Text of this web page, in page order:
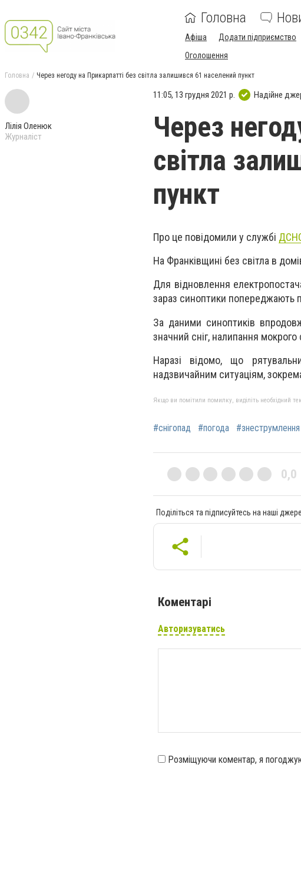
Головна
Афіша Додати підприємство
Оголошення
Головна Через негоду на Прикарпатті без світла залишився 61 населений пункт
Лілія Оленюк
Журналіст
11:05, 13 грудня 2021 р. Надійне
Через
світла
пункт
Про це повідомили у службі
На Франківщині без світла в
Для відновлення
зараз синоптики попереджають
За даними синоптиків
значний сніг, налипання мокрого
Наразі відомо, що
надзвичайним ситуаціям,
Якщо ви помітили помилку, виділіть необхідний
#снігопад #погода #знеструмлення
0,0
Поділіться та підписуйтесь на наші
Коментарі
Авторизуватись
Розміщуючи коментар, я